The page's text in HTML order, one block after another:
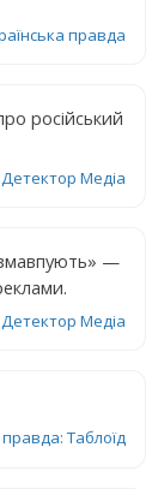
правда
російський
Детектор Медіа
—
Детектор Медіа
Таблоїд